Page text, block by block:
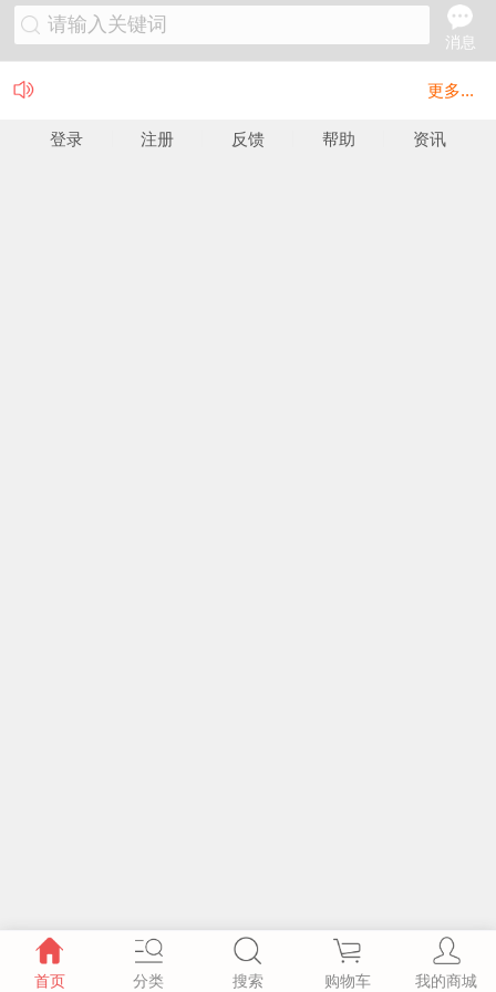
请输入关键词
消息
更多...
登录 注册 反馈 帮助 资讯
首页 分类 搜索 购物车 我的商城